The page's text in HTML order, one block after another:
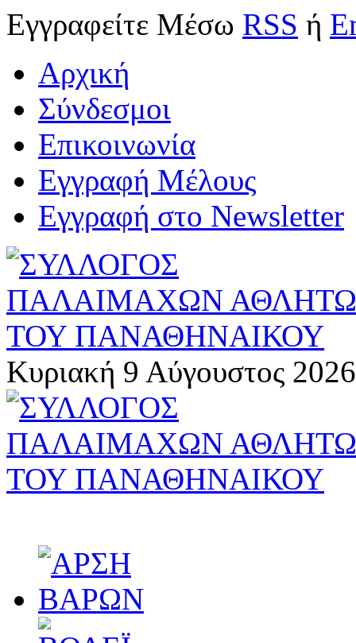
Εγγραφείτε Μέσω RSS ή
Αρχική
Σύνδεσμοι
Επικοινωνία
Εγγραφή Μέλους
Εγγραφή στο Newsletter
Κυριακή 9 Αύγουστος